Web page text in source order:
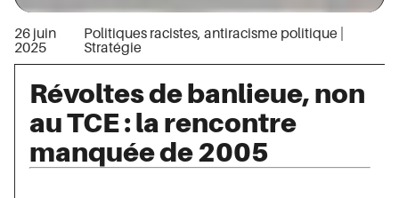
26 juin
2025
Politiques racistes, antiracisme politique
Stratégie
Révoltes de banlieue, non
au TCE : la rencontre
manquée de 2005